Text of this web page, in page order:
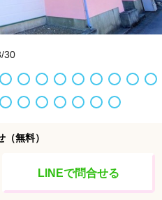
30
（無料）
LINEで問合せる